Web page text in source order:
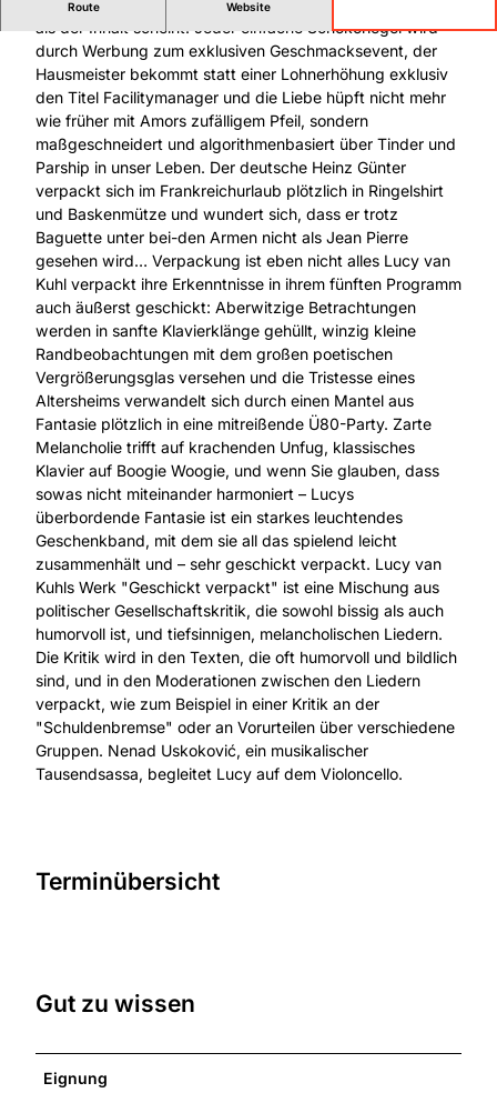
Route Website
Wir leben in einer Zeit, in der oft die Verpackung wichtiger
als der Inhalt scheint: Jeder einfache Schokoriegel wird
durch Werbung zum exklusiven Geschmacksevent, der
Hausmeister bekommt statt einer Lohnerhöhung exklusiv
den Titel Facilitymanager und die Liebe hüpft nicht mehr
wie früher mit Amors zufälligem Pfeil, sondern
maßgeschneidert und algorithmenbasiert über Tinder und
Parship in unser Leben. Der deutsche Heinz Günter
verpackt sich im Frankreichurlaub plötzlich in Ringelshirt
und Baskenmütze und wundert sich, dass er trotz
Baguette unter bei-den Armen nicht als Jean Pierre
gesehen wird… Verpackung ist eben nicht alles Lucy van
Kuhl verpackt ihre Erkenntnisse in ihrem fünften Programm
auch äußerst geschickt: Aberwitzige Betrachtungen
werden in sanfte Klavierklänge gehüllt, winzig kleine
Randbeobachtungen mit dem großen poetischen
Vergrößerungsglas versehen und die Tristesse eines
Altersheims verwandelt sich durch einen Mantel aus
Fantasie plötzlich in eine mitreißende Ü80-Party. Zarte
Melancholie trifft auf krachenden Unfug, klassisches
Klavier auf Boogie Woogie, und wenn Sie glauben, dass
sowas nicht miteinander harmoniert – Lucys
überbordende Fantasie ist ein starkes leuchtendes
Geschenkband, mit dem sie all das spielend leicht
zusammenhält und – sehr geschickt verpackt. Lucy van
Kuhls Werk "Geschickt verpackt" ist eine Mischung aus
politischer Gesellschaftskritik, die sowohl bissig als auch
humorvoll ist, und tiefsinnigen, melancholischen Liedern.
Die Kritik wird in den Texten, die oft humorvoll und bildlich
sind, und in den Moderationen zwischen den Liedern
verpackt, wie zum Beispiel in einer Kritik an der
"Schuldenbremse" oder an Vorurteilen über verschiedene
Gruppen. Nenad Uskoković, ein musikalischer
Tausendsassa, begleitet Lucy auf dem Violoncello.
Terminübersicht
Gut zu wissen
Eignung